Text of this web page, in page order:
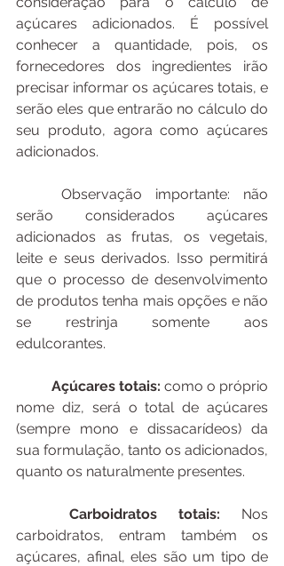
açúcares adicionados. É possível
conhecer a quantidade, pois, os
fornecedores dos ingredientes irão
precisar informar os açúcares totais, e
serão eles que entrarão no cálculo do
seu produto, agora como açúcares
adicionados.
serão considerados açúcares
adicionados as frutas, os vegetais,
leite e seus derivados. Isso permitirá
que o processo de desenvolvimento
de produtos tenha mais opções e não
se restrinja somente aos
edulcorantes.
Açúcares totais: como o próprio
nome diz, será o total de açúcares
(sempre mono e dissacarídeos) da
sua formulação, tanto os adicionados,
quanto os naturalmente presentes.
Carboidratos totais: Nos
carboidratos, entram também os
açúcares, afinal, eles são um tipo de